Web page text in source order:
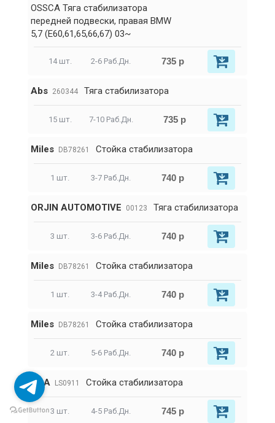
OSSCA Тяга стабилизатора
передней подвески, правая BMW
5,7 (E60,61,65,66,67) 03~
14 шт. 2-6 Раб.Дн. 735 р
Abs 260344 Тяга стабилизатора
15 шт. 7-10 Раб.Дн. 735 р
Miles DB78261 Стойка стабилизатора
1 шт. 3-7 Раб.Дн. 740 р
ORJIN AUTOMOTIVE 00123 Тяга стабилизатора
3 шт. 3-6 Раб.Дн. 740 р
Miles DB78261 Стойка стабилизатора
1 шт. 3-4 Раб.Дн. 740 р
Miles DB78261 Стойка стабилизатора
2 шт. 5-6 Раб.Дн. 740 р
BGA LS0911 Стойка стабилизатора
3 шт. 4-5 Раб.Дн. 745 р